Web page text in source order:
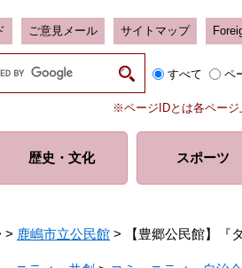
ご意見メール サイトマップ
すべて ペ
※ページIDとは各ページ
歴史・ 文化 スポーツ
> 鹿嶋市立公民館 > 【豊郷公民館】『